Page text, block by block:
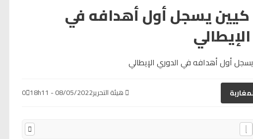
يسجل أول أهدافه في
هيئة التحرير08/05/2022 - 18h11
0